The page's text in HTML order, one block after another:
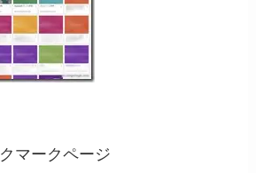
マークページ